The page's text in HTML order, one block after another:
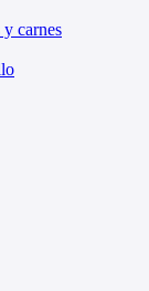
carnes